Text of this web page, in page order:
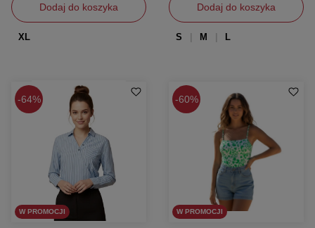
Dodaj do koszyka
XL
Dodaj do koszyka
S M L
64%
W PROMOCJI
60%
W PROMOCJI